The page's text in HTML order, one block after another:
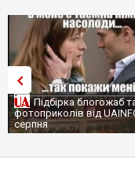
Підбірка блогожаб
фотоприколів від
серпня